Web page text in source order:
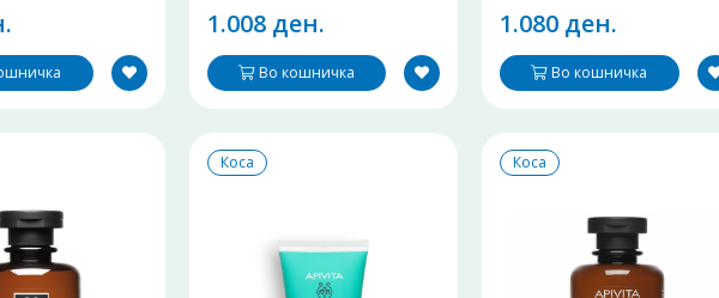
150ml
1.008 ден.
Во кошничка
1.080 ден.
Во кошничка
Коса Коса